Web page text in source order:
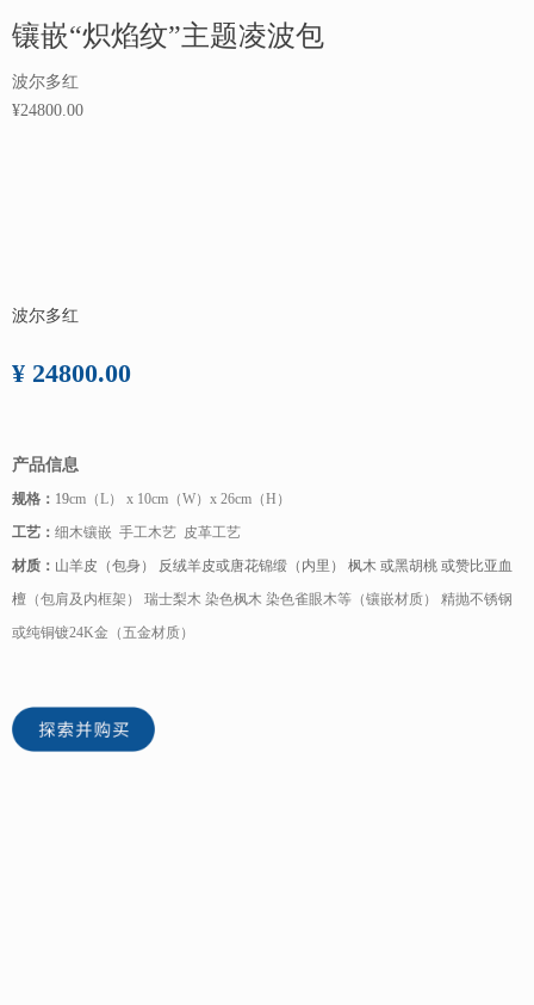
镶嵌“炽焰纹”主题凌波包
波尔多红
¥24800.00
波尔多红
¥ 24800.00
产品信息
规格： 19cm（L） x 10cm（W）x 26cm（H）
工艺： 细木镶嵌 手工木艺 皮革工艺
材质： 山羊皮（包身） 反绒羊皮或唐花锦缎（内里） 枫木 或黑胡桃 或赞比亚血
檀 （包肩及内框架） 瑞士梨木 染色枫木 染色雀眼木等（镶嵌材质） 精抛不锈钢
或纯铜镀24K金（五金材质）